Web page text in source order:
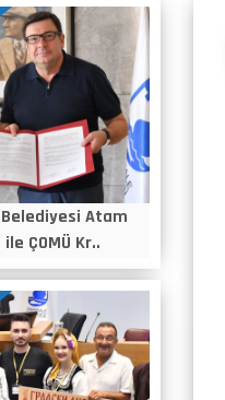
Atam
ÇOMÜ Kr..